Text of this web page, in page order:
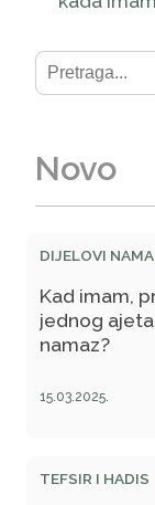
Novo
DIJELOVI
Kad imam,
jednog
namaz?
15.03.2025.
TEFSIR I HADIS